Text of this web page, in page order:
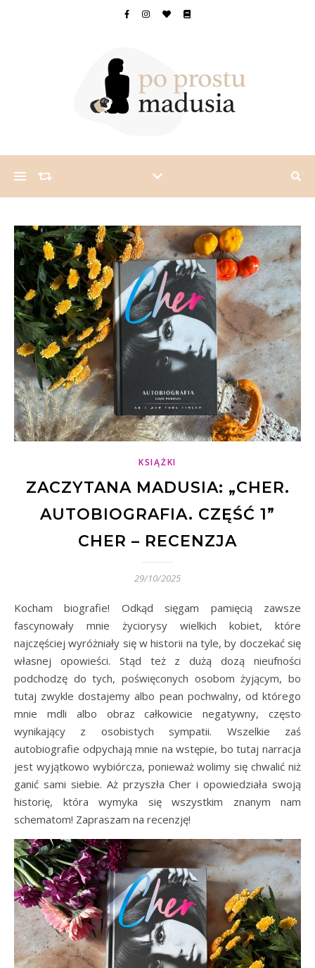
KSIĄŻKI
ZACZYTANA MADUSIA: „CHER.
AUTOBIOGRAFIA. CZĘŚĆ 1”
CHER – RECENZJA
29/10/2025
Kocham biografie! Odkąd sięgam pamięcią zawsze
fascynowały mnie życiorysy wielkich kobiet, które
najczęściej wyróżniały się w historii na tyle, by doczekać się
własnej opowieści. Stąd też z dużą dozą nieufności
podchodzę do tych, poświęconych osobom żyjącym, bo
tutaj zwykle dostajemy albo pean pochwalny, od którego
mnie mdli albo obraz całkowicie negatywny, często
wynikający z osobistych sympatii. Wszelkie zaś
autobiografie odpychają mnie na wstępie, bo tutaj narracja
jest wyjątkowo wybiórcza, ponieważ wolimy się chwalić niż
ganić sami siebie. Aż przyszła Cher i opowiedziała swoją
historię, która wymyka się wszystkim znanym nam
schematom! Zapraszam na recenzję!